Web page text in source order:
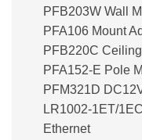
PFB203W Wall
PFA106 Mount
PFB220C
PFA152-E Pole
PFM321D
LR1002-1ET/
Ethernet